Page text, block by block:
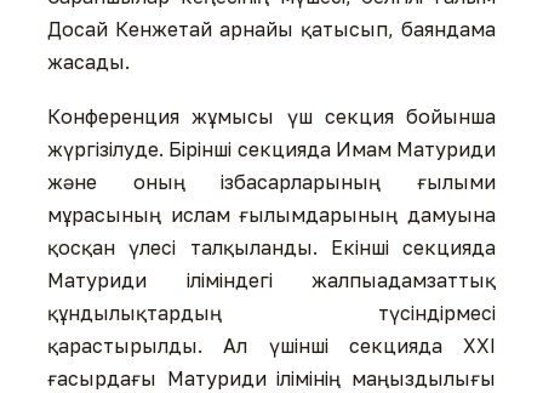
Досай Кенжетай арнайы қатысып, баяндама
жасады.
Конференция жұмысы үш секция бойынша
жүргізілуде. Бірінші секцияда Имам Матуриди
және оның ізбасарларының ғылыми
мұрасының ислам ғылымдарының дамуына
қосқан үлесі талқыланды. Екінші секцияда
Матуриди іліміндегі жалпыадамзаттық
құндылықтардың түсіндірмесі
қарастырылды. Ал үшінші секцияда XXI
ғасырдағы Матуриди ілімінің маңыздылығы